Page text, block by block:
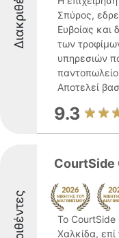
Σπύρος,
Ευβοίας και
των
υπηρεσιών
Αποτελεί
9.3
CourtSide
Το CourtSide
Χαλκίδα,